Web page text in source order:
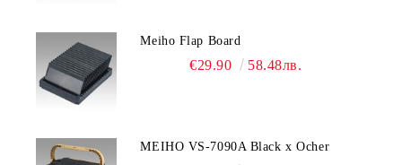
Meiho Flap Board
€29.90 58.48лв.
MEIHO VS-7090A Black x Ocher